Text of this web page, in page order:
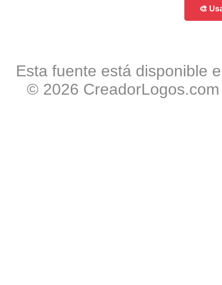
🎨
Esta fuente está disponible
© 2026